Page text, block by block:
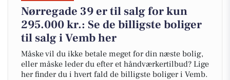
Nørregade 39 er til salg for kun
295.000 kr.: Se de billigste boliger
til salg i Vemb her
Måske vil du ikke betale meget for din næste bolig,
eller måske leder du efter et håndværkertilbud? Lige
her finder du i hvert fald de billigste boliger i Vemb.